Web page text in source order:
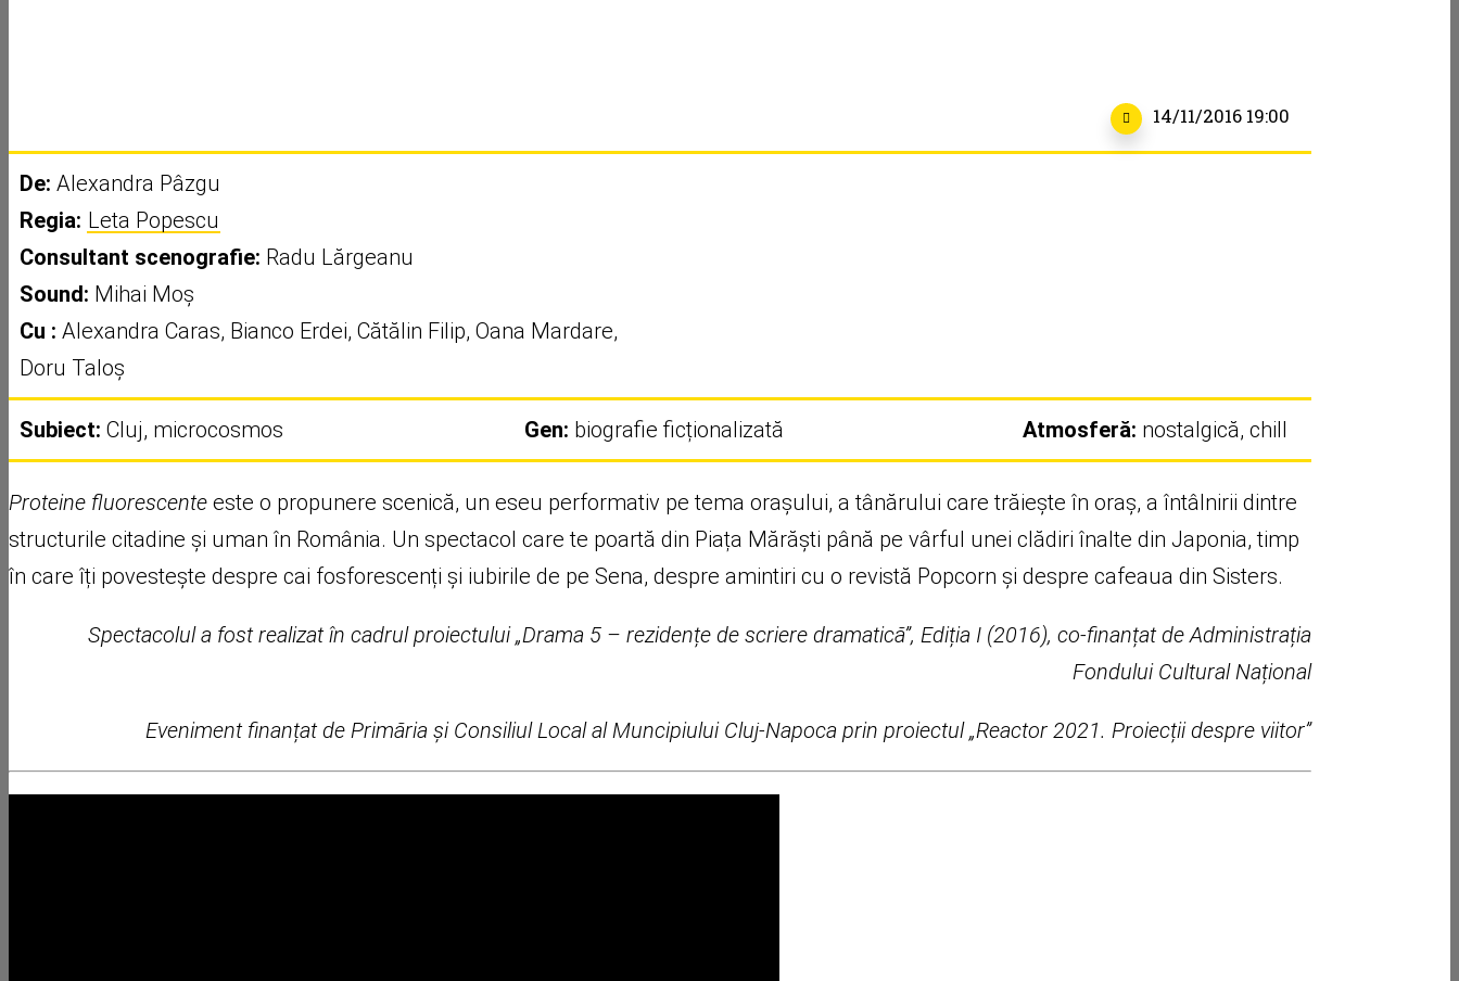
14/11/2016 19:00
De: Alexandra Pâzgu
Regia: Leta Popescu
Consultant scenografie: Radu Lărgeanu
Sound: Mihai Moș
Cu : Alexandra Caras, Bianco Erdei, Cătălin Filip, Oana Mardare,
Doru Taloș
Subiect: Cluj, microcosmos Gen: biografie ficționalizată Atmosferă: nostalgică, chill
Proteine fluorescente este o propunere scenică, un eseu performativ pe tema orașului, a tânărului care trăiește în oraș, a întâlnirii dintre
structurile citadine și uman în România. Un spectacol care te poartă din Piața Mărăști până pe vârful unei clădiri înalte din Japonia, timp
în care îți povestește despre cai fosforescenți și iubirile de pe Sena, despre amintiri cu o revistă Popcorn și despre cafeaua din Sisters.
Spectacolul a fost realizat în cadrul proiectului „Drama 5 – rezidențe de scriere dramatică”, Ediția I (2016), co-finanțat de Administrația
Fondului Cultural Național
Eveniment finanțat de Primăria și Consiliul Local al Muncipiului Cluj-Napoca prin proiectul „Reactor 2021. Proiecții despre viitor”